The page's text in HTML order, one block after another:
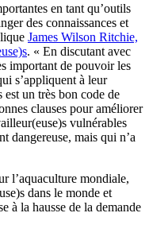
en tant qu’outils
des connaissances et
James Wilson Ritchie,
. « En discutant avec
important de pouvoir les
s’appliquent à leur
un très bon code de
clauses pour améliorer
vulnérables
dangereuse, mais qui n’a
l’aquaculture mondiale,
dans le monde et
à la hausse de la demande